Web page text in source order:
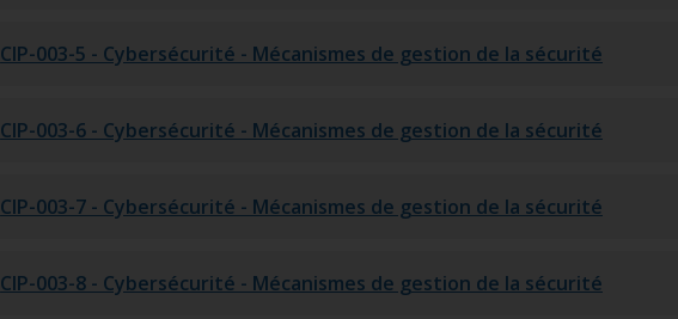
CIP-003-5 - Cybersécurité - Mécanismes de gestion de la sécurité
CIP-003-6 - Cybersécurité - Mécanismes de gestion de la sécurité
CIP-003-7 - Cybersécurité - Mécanismes de gestion de la sécurité
CIP-003-8 - Cybersécurité - Mécanismes de gestion de la sécurité